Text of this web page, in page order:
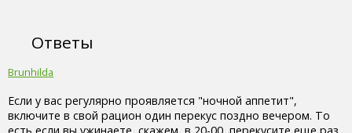
Ответы
Brunhilda
Если у вас регулярно проявляется "ночной аппетит",
включите в свой рацион один перекус поздно вечером. То
есть если вы ужинаете, скажем, в 20-00, перекусите еще раз